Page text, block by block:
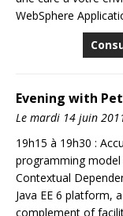
WebSphere
Evening with
Le mardi 14 juin
19h15 à 19h30 :
programming
Contextual
Java EE 6 platform,
complement of